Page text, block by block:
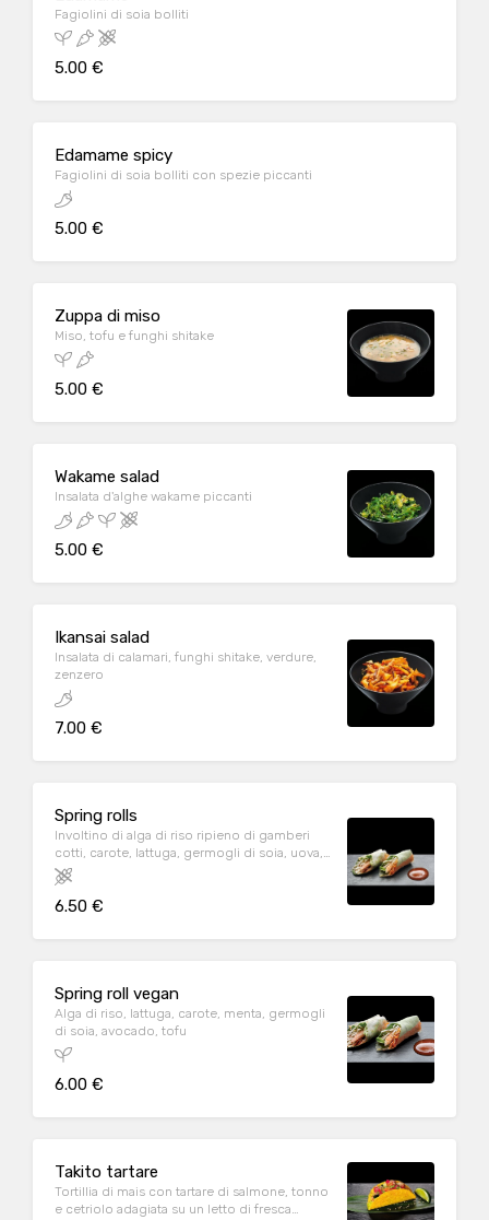
Fagiolini di soia bolliti
5.00 €
Edamame spicy
Fagiolini di soia bolliti con spezie piccanti
5.00 €
Zuppa di miso
Miso, tofu e funghi shitake
5.00 €
Wakame salad
Insalata d'alghe wakame piccanti
5.00 €
Ikansai salad
Insalata di calamari, funghi shitake, verdure,
zenzero
7.00 €
Spring rolls
Involtino di alga di riso ripieno di gamberi
cotti, carote, lattuga, germogli di soia, uova,
mayo, salsa agrodolce, menta
6.50 €
Spring roll vegan
Alga di riso, lattuga, carote, menta, germogli
di soia, avocado, tofu
6.00 €
Takito tartare
Tortillia di mais con tartare di salmone, tonno
e cetriolo adagiata su un letto di fresca